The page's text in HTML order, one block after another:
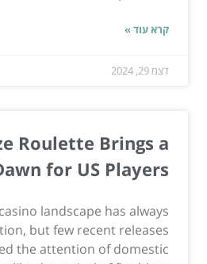
קרא עוד »
דצמ 29, 2024
Roulette Brings a
for US Players
landscape has always
but few recent releases
the attention of domestic